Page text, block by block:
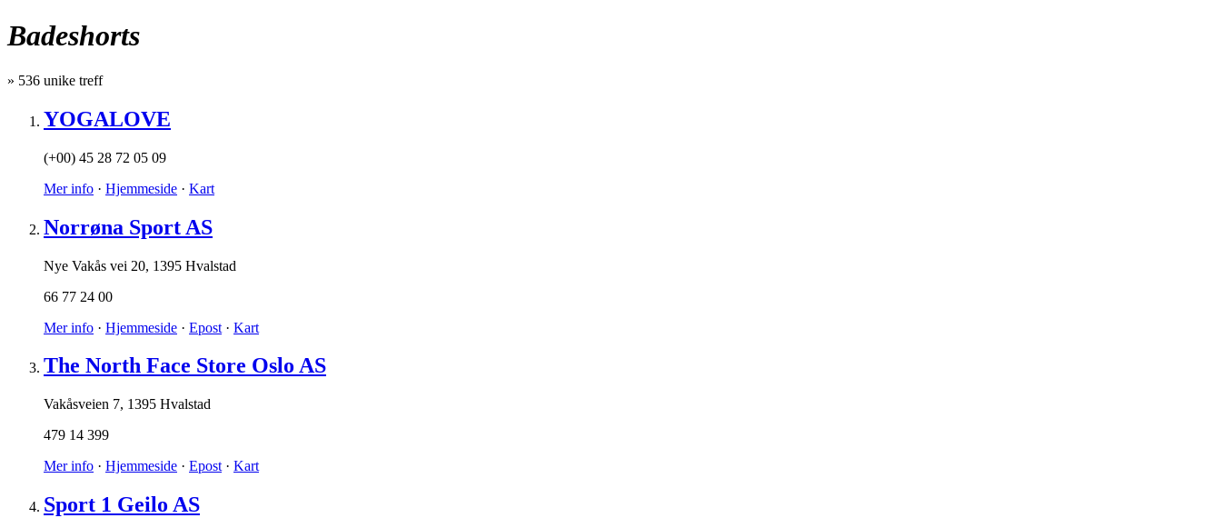
Badeshorts
» 536 unike treff
YOGALOVE
(+00) 45 28 72 05 09
Mer info · Hjemmeside · Kart
Norrøna Sport AS
Nye Vakås vei 20, 1395 Hvalstad
66 77 24 00
Mer info · Hjemmeside · Epost · Kart
The North Face Store Oslo AS
Vakåsveien 7, 1395 Hvalstad
479 14 399
Mer info · Hjemmeside · Epost · Kart
Sport 1 Geilo AS